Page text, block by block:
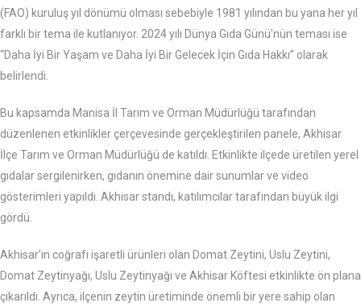
(FAO) kuruluş yıl dönümü olması sebebiyle 1981 yılından bu yana her yıl
farklı bir tema ile kutlanıyor. 2024 yılı Dünya Gıda Günü'nün teması ise
“Daha İyi Bir Yaşam ve Daha İyi Bir Gelecek İçin Gıda Hakkı” olarak
belirlendi.
Bu kapsamda Manisa İl Tarım ve Orman Müdürlüğü tarafından
düzenlenen etkinlikler çerçevesinde gerçekleştirilen panele, Akhisar
İlçe Tarım ve Orman Müdürlüğü de katıldı. Etkinlikte ilçede üretilen yerel
gıdalar sergilenirken, gıdanın önemine dair sunumlar ve video
gösterimleri yapıldı. Akhisar standı, katılımcılar tarafından büyük ilgi
gördü.
Akhisar’ın coğrafi işaretli ürünleri olan Domat Zeytini, Uslu Zeytini,
Domat Zeytinyağı, Uslu Zeytinyağı ve Akhisar Köftesi etkinlikte ön plana
çıkarıldı. Ayrıca, ilçenin zeytin üretiminde önemli bir yere sahip olan